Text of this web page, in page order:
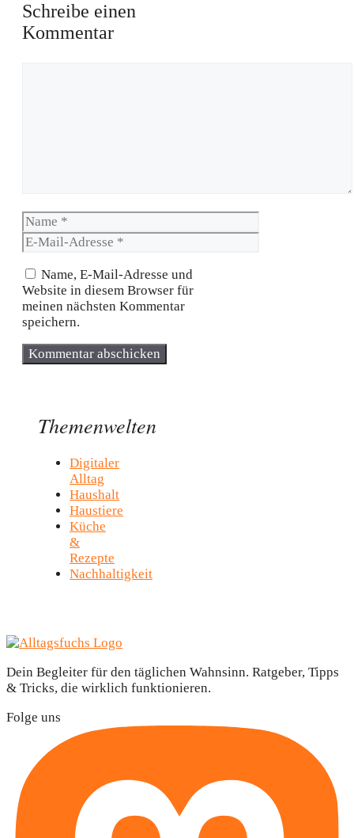
Schreibe einen
Kommentar
Name
E-
Mail-
Adresse
Name, E-Mail-Adresse und
Website in diesem Browser für
meinen nächsten Kommentar
speichern.
Themenwelten
Digitaler
Alltag
Haushalt
Haustiere
Küche
&
Rezepte
Nachhaltigkeit
Dein Begleiter für den täglichen Wahnsinn. Ratgeber, Tipps
& Tricks, die wirklich funktionieren.
Folge uns